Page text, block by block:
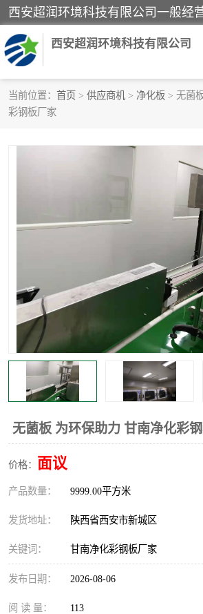
西安超润环境科技有限公司
当前位置： 首页 > 供应商机 > 净化板 > 无菌
彩钢板厂家
无菌板 为环保助力 甘南净化彩
价格： 面议
产品数量： 9999.00平方米
发货地址： 陕西省西安市新城区
关键词： 甘南净化彩钢板厂家
发布日期： 2026-08-06
阅 读 量： 113
洁净手术室
洁净
GMP